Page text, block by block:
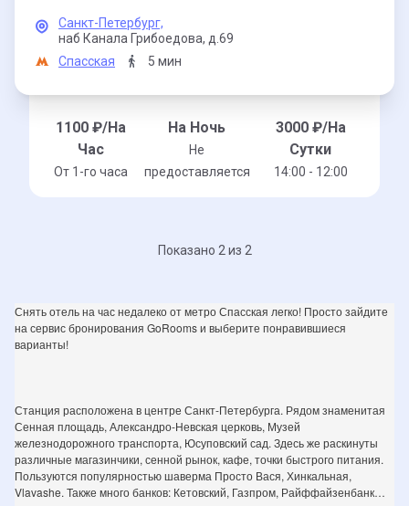
Санкт-Петербург,
наб Канала Грибоедова, д.69
Спасская
5 мин
1100 ₽/На
Час
От 1-го часа
На Ночь
Не
предоставляется
3000₽/На
Сутки
14:00 - 12:00
Показано 2 из 2
Снять отель на час недалеко от метро Спасская легко! Просто зайдите
на сервис бронирования GoRooms и выберите понравившиеся
варианты!
Станция расположена в центре Санкт-Петербурга. Рядом знаменитая
Сенная площадь, Александро-Невская церковь, Музей
железнодорожного транспорта, Юсуповский сад. Здесь же раскинуты
различные магазинчики, сенной рынок, кафе, точки быстрого питания.
Пользуются популярностью шаверма Просто Вася, Хинкальная,
Vlavashe. Также много банков: Кетовский, Газпром, Райффайзенбанк…